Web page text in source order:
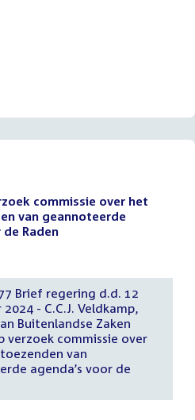
commissie over het
van geannoteerde
de Raden
Brief regering d.d. 12
- C.C.J. Veldkamp,
Buitenlandse Zaken
verzoek commissie over
van
agenda’s voor de